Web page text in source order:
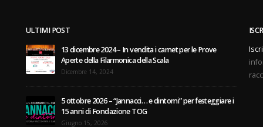
ULTIMI POST
13 dicembre 2024 – In vendita i carnet per le Prove
Aperte della Filarmonica della Scala
Dicembre 14, 2024
5 ottobre 2026 – “Jannacci… e dintorni” per festeggiare i
15 anni di Fondazione TOG